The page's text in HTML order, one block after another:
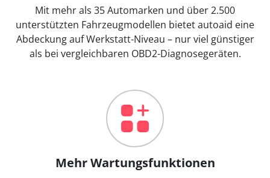
Mit mehr als 35 Automarken und über 2.500
unterstützten Fahrzeugmodellen bietet autoaid eine
Abdeckung auf Werkstatt-Niveau – nur viel günstiger
als bei vergleichbaren OBD2-Diagnosegeräten.
Mehr Wartungsfunktionen